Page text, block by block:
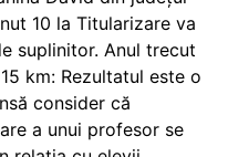
10 la Titularizare va
suplinitor. Anul trecut
km: Rezultatul este o
consider că
a unui profesor se